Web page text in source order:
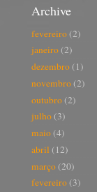
Archive
fevereiro(2)
janeiro(2)
dezembro(1)
novembro(2)
outubro(2)
julho(3)
maio(4)
abril (12)
março(20)
fevereiro(3)